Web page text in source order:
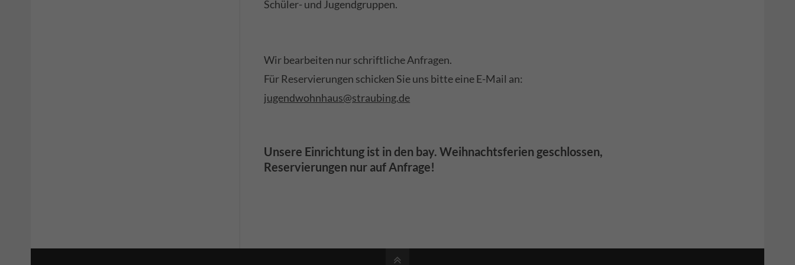
Schüler- und Jugendgruppen.
Wir bearbeiten nur schriftliche Anfragen.
Für Reservierungen schicken Sie uns bitte eine E-Mail an:
jugendwohnhaus@straubing.de
Unsere Einrichtung ist in den bay. Weihnachtsferien geschlossen,
Reservierungen nur auf Anfrage!